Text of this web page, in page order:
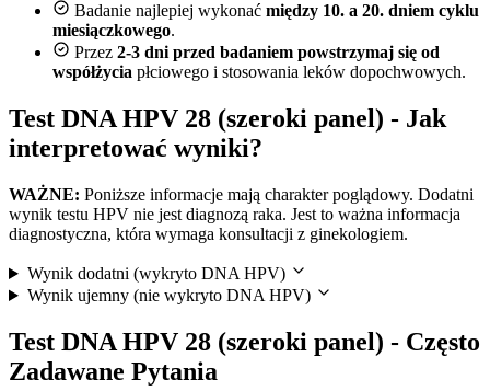
Badanie najlepiej wykonać między 10. a 20. dniem cyklu
miesiączkowego.
Przez 2-3 dni przed badaniem powstrzymaj się od
współżycia płciowego i stosowania leków dopochwowych.
Test DNA HPV 28 (szeroki panel) - Jak
interpretować wyniki?
WAŻNE: Poniższe informacje mają charakter poglądowy. Dodatni
wynik testu HPV nie jest diagnozą raka. Jest to ważna informacja
diagnostyczna, która wymaga konsultacji z ginekologiem.
Wynik dodatni (wykryto DNA HPV)
Wynik ujemny (nie wykryto DNA HPV)
Test DNA HPV 28 (szeroki panel) - Często
Zadawane Pytania